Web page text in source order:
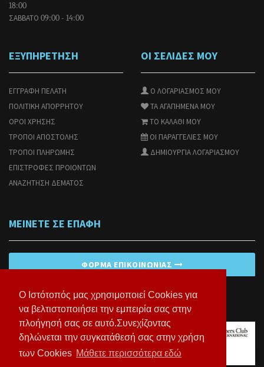
Ο Ιστότοπός μας χρησιμοποιεί Cookies για
να βελτιστοποιήσει την εμπειρία σας στην
πλοήγησή σας σε αυτό.Συνεχίζοντας
δηλώνεται την συγκατάθεσή σας στην χρήση
των Cookies Μάθετε περισσότερα εδώ
18:00
ΣΑΒΒΑΤΟ 09:00 - 14:00
ΕΞΥΠΗΡΕΤΗΣΗ
ΕΓΓΡΑΦΗ ΠΕΛΑΤΗ
ΠΟΛΙΤΙΚΗ ΑΠΟΡΡΗΤΟΥ
ΟΡΟΙ ΧΡΗΣΗΣ
ΤΡΟΠΟΙ ΑΠΟΣΤΟΛΗΣ
ΤΡΟΠΟΙ ΠΛΗΡΩΜΗΣ
ΕΠΙΣΤΡΟΦΕΣ ΠΡΟΙΟΝΤΩΝ
ΑΝΑΖΗΤΗΣΗ ΔΕΜΑΤΟΣ
ΟΙ ΣΕΛΙΔΕΣ ΜΟΥ
Ο ΛΟΓΑΡΙΑΣΜΟΣ ΜΟΥ
ΤΑ ΑΓΑΠΗΜΕΝΑ ΜΟΥ
ΤΟ ΚΑΛΑΘΙ ΜΟΥ
ΟΙ ΠΑΡΑΓΓΕΛΙΕΣ ΜΟΥ
ΔΗΜΙΟΥΡΓΙΑ ΛΟΓΑΡΙΑΣΜΟΥ
ΜΕΙΝΕΤΕ ΣΕ ΕΠΑΦΗ
ΦΌΡΜΑ ΕΠΙΚΟΙΝΩΝΊΑΣ